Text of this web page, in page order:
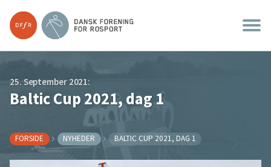
25. September 2021:
Baltic Cup 2021, dag 1
FORSIDE NYHEDER BALTIC CUP 2021, DAG 1